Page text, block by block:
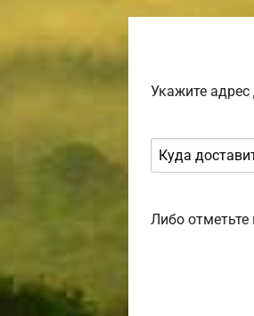
Укажите адрес
Либо отметьте